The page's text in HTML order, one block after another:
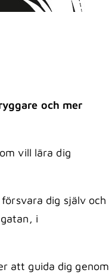
och mer
vill lära dig
dig själv och
i
att guida dig genom